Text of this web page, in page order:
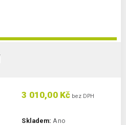
3 010,00 Kč bez DPH
Skladem: Ano